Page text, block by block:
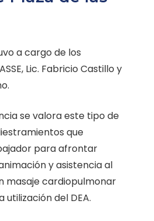
a cargo de los
Lic. Fabricio Castillo y
se valora este tipo de
que
para afrontar
y asistencia al
masaje cardiopulmonar
utilización del DEA.